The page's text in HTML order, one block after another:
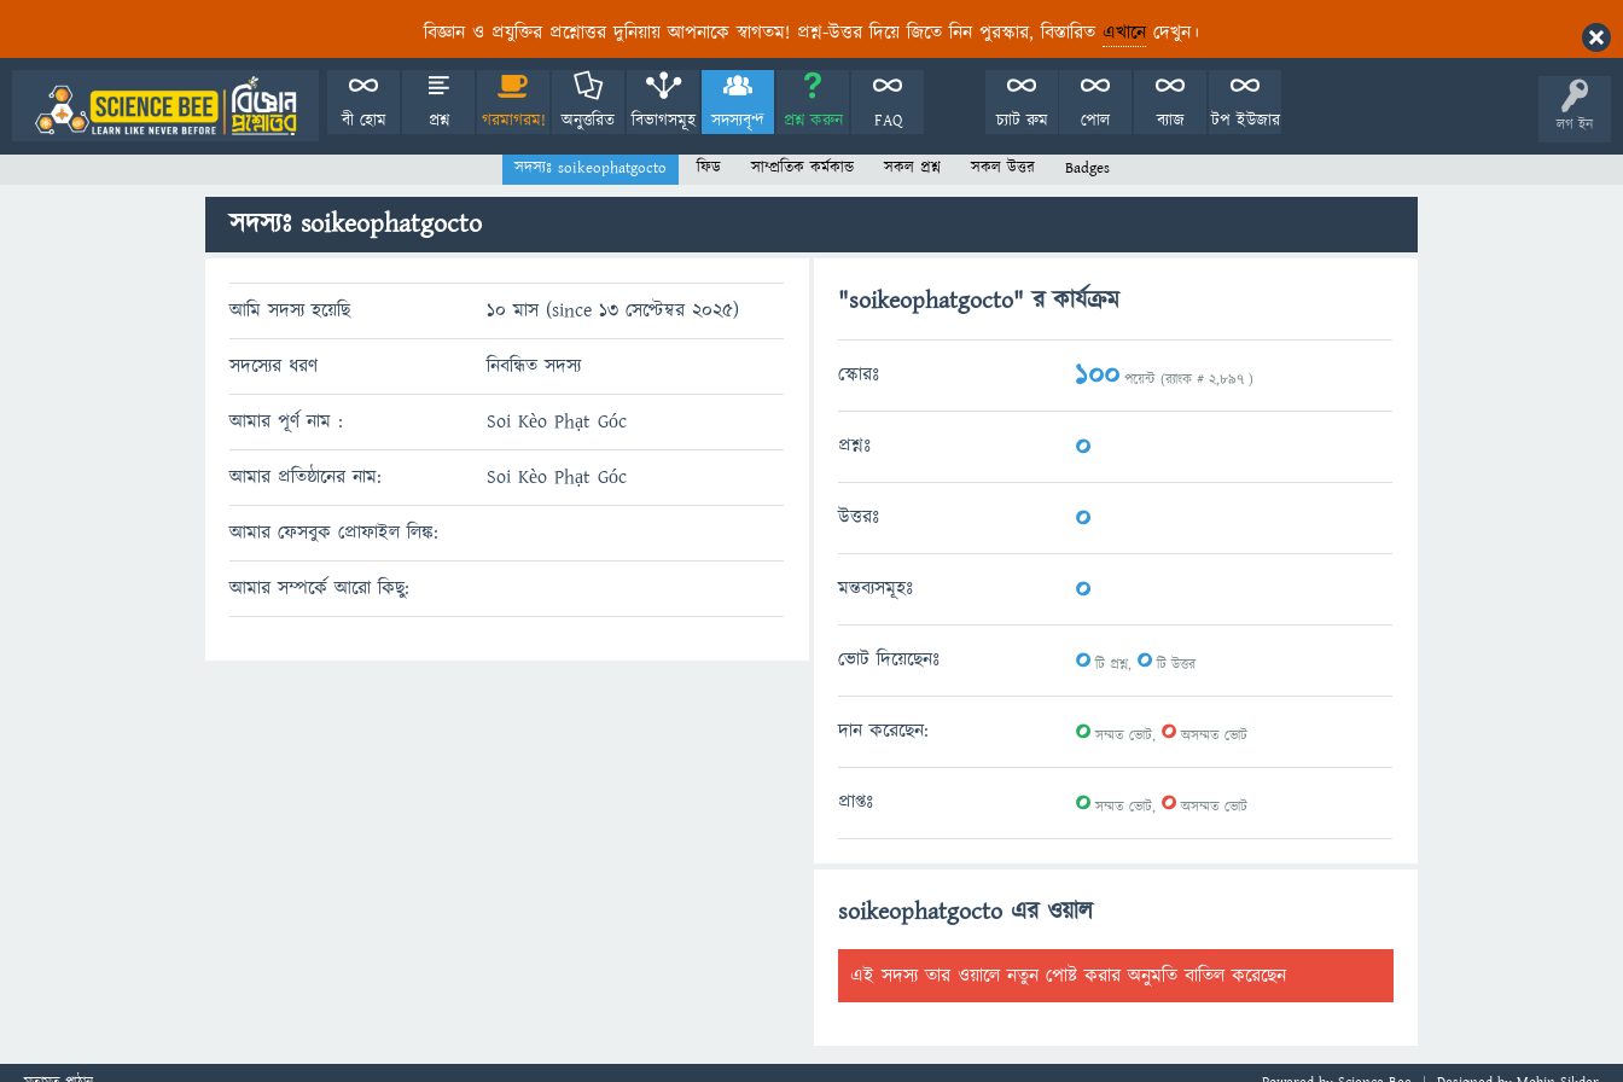
বিজ্ঞান ও প্রযুক্তির প্রশ্নোত্তর দুনিয়ায় আপনাকে স্বাগতম! প্রশ্ন-উত্তর দিয়ে জিতে নিন পুরস্কার, বিস্তারিত এখানেদেখুন।
লগ ইন
বী হোম প্রশ্ন গরমাগরম! অনুত্তরিত বিভাগসমূহ সদস্যবৃন্দ প্রশ্ন করুন FAQ টপ ইউজার
ব্যাজ
পোল
চ্যাট রুম
সদস্যঃ soikeophatgocto ফিড সাম্প্রতিক কর্মকান্ড সকল প্রশ্ন সকল উত্তর Badges
সদস্যঃ soikeophatgocto
আমি সদস্য হয়েছি 10 মাস (since 13 সেপ্টেম্বর 2025)
সদস্যের ধরণ নিবন্ধিত সদস্য
আমার পূর্ণ নাম : Soi Kèo Phạt Góc
আমার প্রতিষ্ঠানের নাম: Soi Kèo Phạt Góc
আমার ফেসবুক প্রোফাইল লিঙ্ক:
আমার সম্পর্কে আরো কিছু:
"soikeophatgocto" র কার্যক্রম
স্কোরঃ 100 পয়েন্ট (র‌্যাংক #2,897 )
প্রশ্নঃ 0
উত্তরঃ 0
মন্তব্যসমূহঃ 0
ভোট দিয়েছেনঃ 0টি প্রশ্ন, 0টি উত্তর
দান করেছেন: 0সম্মত ভোট, 0অসম্মত ভোট
প্রাপ্তঃ 0সম্মত ভোট, 0অসম্মত ভোট
soikeophatgocto এর ওয়াল
এই সদস্য তার ওয়ালে নতুন পোষ্ট করার অনুমতি বাতিল করেছেন